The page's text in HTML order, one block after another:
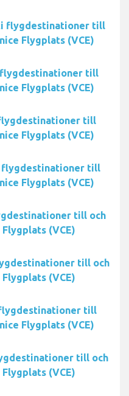
flygdestinationer till
Flygplats (VCE)
till
Flygplats (VCE)
till
Flygplats (VCE)
flygdestinationer till
Flygplats (VCE)
till och
(VCE)
till och
(VCE)
till
Flygplats (VCE)
till och
(VCE)